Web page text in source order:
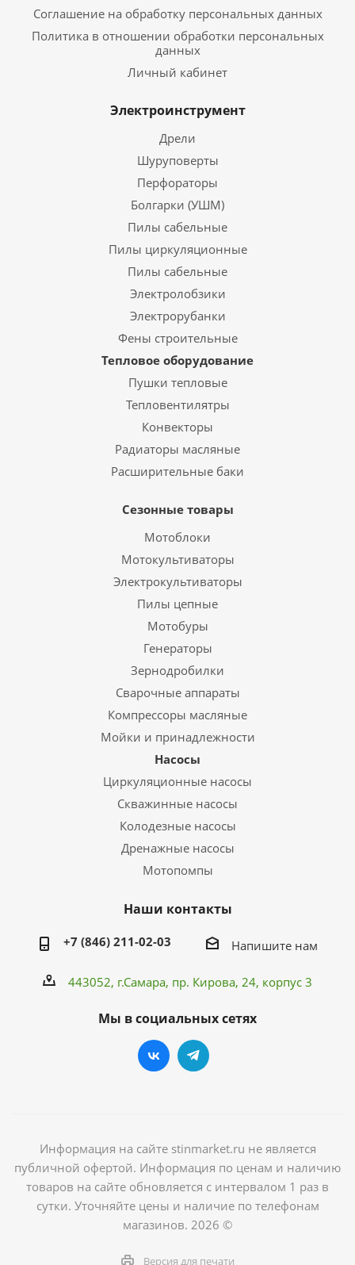
Соглашение на обработку персональных данных
Политика в отношении обработки персональных
данных
Личный кабинет
Электроинструмент
Дрели
Шуруповерты
Перфораторы
Болгарки (УШМ)
Пилы сабельные
Пилы циркуляционные
Пилы сабельные
Электролобзики
Электрорубанки
Фены строительные
Тепловое оборудование
Пушки тепловые
Тепловентилятры
Конвекторы
Радиаторы масляные
Расширительные баки
Сезонные товары
Мотоблоки
Мотокультиваторы
Электрокультиваторы
Пилы цепные
Мотобуры
Генераторы
Зернодробилки
Сварочные аппараты
Компрессоры масляные
Мойки и принадлежности
Насосы
Циркуляционные насосы
Скважинные насосы
Колодезные насосы
Дренажные насосы
Мотопомпы
Наши контакты
+7 (846) 211-02-03 Напишите нам
443052, г.Самара, пр. Кирова, 24, корпус 3
Мы в социальных сетях
Информация на сайте stinmarket.ru не является
публичной офертой. Информация по ценам и наличию
товаров на сайте обновляется с интервалом 1 раз в
сутки. Уточняйте цены и наличие по телефонам
магазинов. 2026 ©
Версия для печати